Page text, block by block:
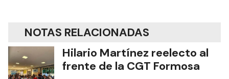
NOTAS RELACIONADAS
Hilario Martínez reelecto al
frente de la CGT Formosa